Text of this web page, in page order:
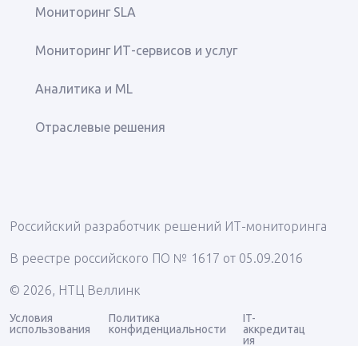
Мониторинг SLA
Мониторинг ИТ-сервисов и услуг
Аналитика и ML
Отраслевые решения
Российский разработчик решений ИТ-мониторинга
В реестре российского ПО № 1617 от 05.09.2016
© 2026, НТЦ Веллинк
Условия
использования
Политика
конфиденциальности
IT-
аккредитац
ия